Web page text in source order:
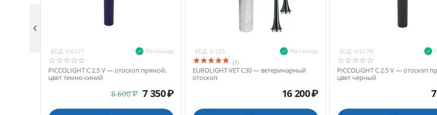
КОД: V-6171 На складе
PICCOLIGHT C 2.5 V — отоскоп прямой,
цвет темно-синий
8 600 ₽ 7 350₽
КОД: V-285 На складе
(1)
EUROLIGHT VET C30 — ветеринарный
отоскоп
16 200₽
КОД: V-6170
PICCOLIGHT C 2.5 V — отоскоп
цвет черный
